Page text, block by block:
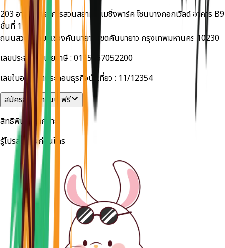
203 อาคารโครงการสวนสยามอะเมซิ่งพาร์ค โซนบางกอกเวิลด์ อาคาร B9
ชั้นที่ 1
ถนนสวนสยาม แขวงคันนายาว เขตคันนายาว กรุงเทพมหานคร 10230
เลขประจำตัวผู้เสียภาษี : 0105567052200
เลขใบอนุญาตประกอบธุรกิจนำเที่ยว : 11/12354
สมัครสมาชิกวันนี้ ฟรี
สิทธิพิเศษมากมาย
รู้โปรลดด่วนก่อนใคร